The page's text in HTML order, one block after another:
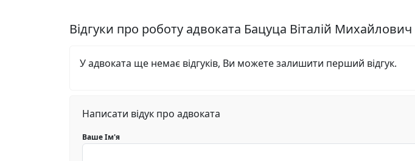
Відгуки про роботу адвоката Бацуца Віталій Михайлович
У адвоката ще немає відгуків, Ви можете залишити перший відгук.
Написати відук про адвоката
Ваше Ім'я